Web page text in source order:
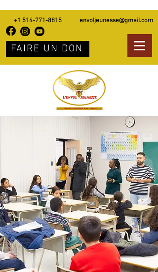
+1 514-771-8815 envoljeunesse@gmail.com
FAIRE UN DON